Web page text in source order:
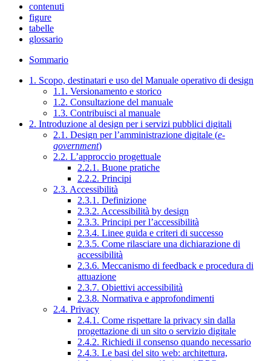
contenuti
figure
tabelle
glossario
Sommario
1. Scopo, destinatari e uso del Manuale operativo di design
1.1. Versionamento e storico
1.2. Consultazione del manuale
1.3. Contribuisci al manuale
2. Introduzione al design per i servizi pubblici digitali
2.1. Design per l’amministrazione digitale (e-
government)
2.2. L’approccio progettuale
2.2.1. Buone pratiche
2.2.2. Principi
2.3. Accessibilità
2.3.1. Definizione
2.3.2. Accessibilità by design
2.3.3. Principi per l’accessibilità
2.3.4. Linee guida e criteri di successo
2.3.5. Come rilasciare una dichiarazione di
accessibilità
2.3.6. Meccanismo di feedback e procedura di
attuazione
2.3.7. Obiettivi accessibilità
2.3.8. Normativa e approfondimenti
2.4. Privacy
2.4.1. Come rispettare la privacy sin dalla
progettazione di un sito o servizio digitale
2.4.2. Richiedi il consenso quando necessario
2.4.3. Le basi del sito web: architettura,